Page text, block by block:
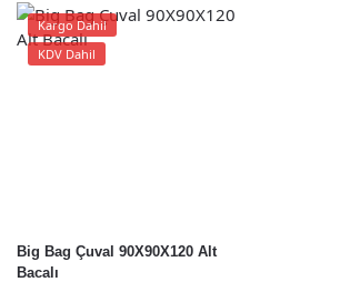
Kargo Dahil
KDV Dahil
Big Bag Çuval 90X90X120 Alt
Bacalı